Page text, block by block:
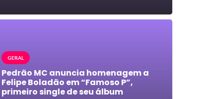
GERAL
Pedrão MC anuncia homenagem a
Felipe Boladão em “Famoso P”,
primeiro single de seu álbum